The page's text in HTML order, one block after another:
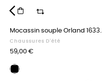
Mocassin souple Orland 1633...
Chaussures D'été
Prix
59,00 €
Multicolore
‹